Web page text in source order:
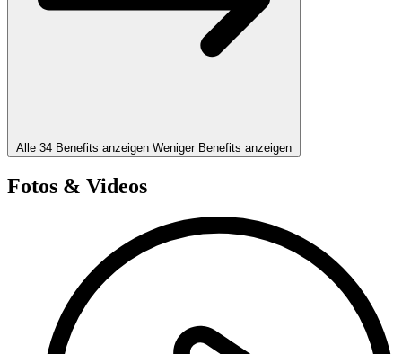
Alle 34 Benefits anzeigen Weniger Benefits anzeigen
Fotos & Videos